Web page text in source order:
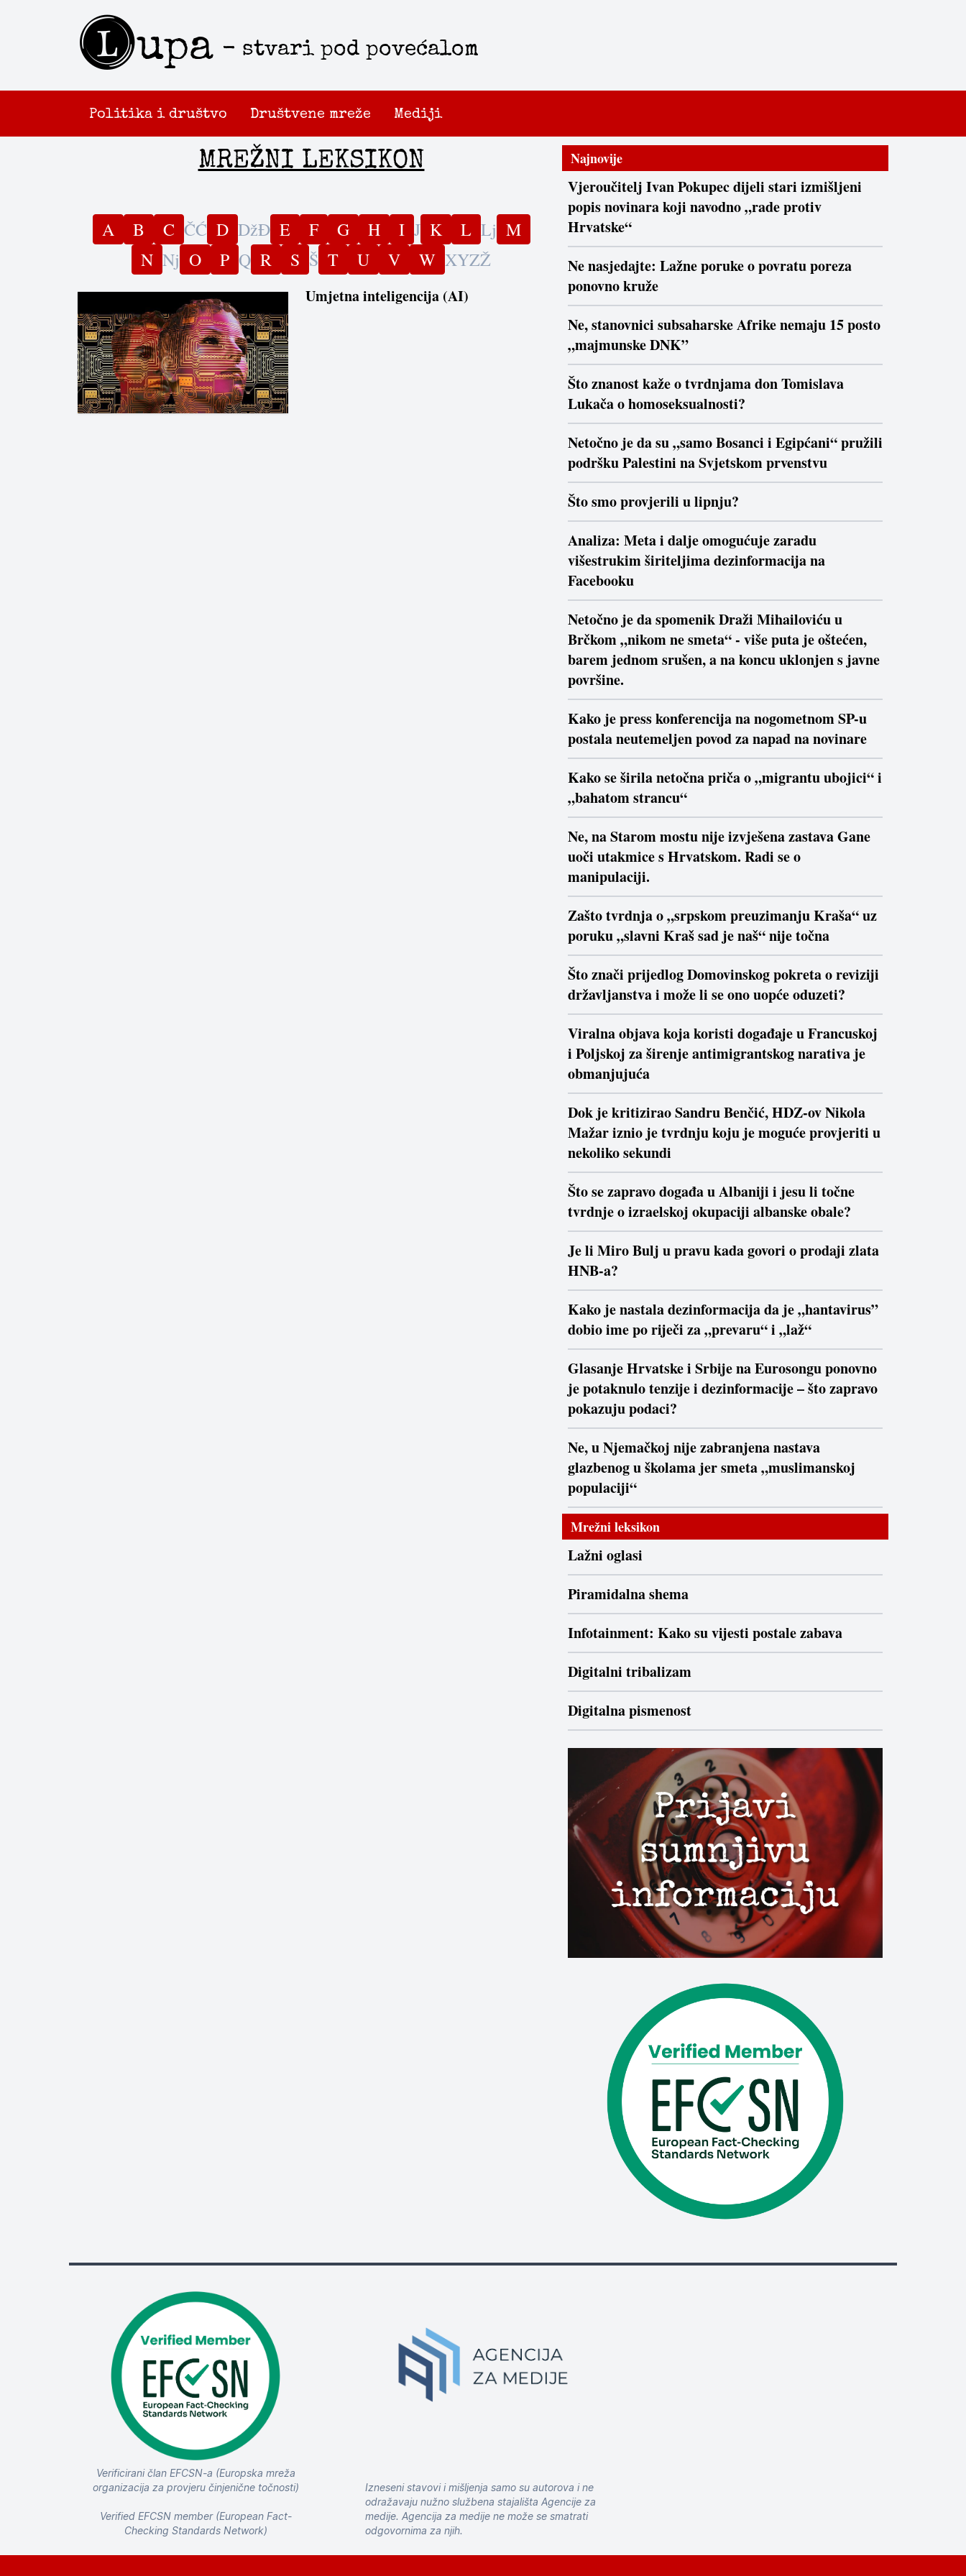
Lupa - stvari pod povećalom
Politika i društvo Društvene mreže Mediji
MREŽNI LEKSIKON
A B C ČĆ D DžĐ E F G H I J K L Lj M
N Nj O P Q R S Š T U V W XYZŽ
Umjetna inteligencija (AI)
Najnovije
Vjeroučitelj Ivan Pokupec dijeli stari izmišljeni
popis novinara koji navodno „rade protiv
Hrvatske“
Ne nasjedajte: Lažne poruke o povratu poreza
ponovno kruže
Ne, stanovnici subsaharske Afrike nemaju 15 posto
„majmunske DNK”
Što znanost kaže o tvrdnjama don Tomislava
Lukača o homoseksualnosti?
Netočno je da su „samo Bosanci i Egipćani“ pružili
podršku Palestini na Svjetskom prvenstvu
Što smo provjerili u lipnju?
Analiza: Meta i dalje omogućuje zaradu
višestrukim širiteljima dezinformacija na
Facebooku
Netočno je da spomenik Draži Mihailoviću u
Brčkom „nikom ne smeta“ - više puta je oštećen,
barem jednom srušen, a na koncu uklonjen s javne
površine.
Kako je press konferencija na nogometnom SP-u
postala neutemeljen povod za napad na novinare
Kako se širila netočna priča o „migrantu ubojici“ i
„bahatom strancu“
Ne, na Starom mostu nije izvješena zastava Gane
uoči utakmice s Hrvatskom. Radi se o
manipulaciji.
Zašto tvrdnja o „srpskom preuzimanju Kraša“ uz
poruku „slavni Kraš sad je naš“ nije točna
Što znači prijedlog Domovinskog pokreta o reviziji
državljanstva i može li se ono uopće oduzeti?
Viralna objava koja koristi događaje u Francuskoj
i Poljskoj za širenje antimigrantskog narativa je
obmanjujuća
Dok je kritizirao Sandru Benčić, HDZ-ov Nikola
Mažar iznio je tvrdnju koju je moguće provjeriti u
nekoliko sekundi
Što se zapravo događa u Albaniji i jesu li točne
tvrdnje o izraelskoj okupaciji albanske obale?
Je li Miro Bulj u pravu kada govori o prodaji zlata
HNB-a?
Kako je nastala dezinformacija da je „hantavirus”
dobio ime po riječi za „prevaru“ i „laž“
Glasanje Hrvatske i Srbije na Eurosongu ponovno
je potaknulo tenzije i dezinformacije – što zapravo
pokazuju podaci?
Ne, u Njemačkoj nije zabranjena nastava
glazbenog u školama jer smeta „muslimanskoj
populaciji“
Mrežni leksikon
Lažni oglasi
Piramidalna shema
Infotainment: Kako su vijesti postale zabava
Digitalni tribalizam
Digitalna pismenost
Verificirani član EFCSN-a (Europska mreža
organizacija za provjeru činjenične točnosti)
Verified EFCSN member (European Fact-
Checking Standards Network)
Izneseni stavovi i mišljenja samo su autorova i ne
odražavaju nužno službena stajališta Agencije za
medije. Agencija za medije ne može se smatrati
odgovornima za njih.